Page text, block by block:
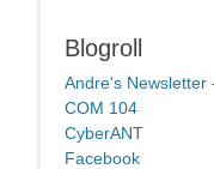
Blogroll
Andre's Newsletter
COM 104
CyberANT
Facebook